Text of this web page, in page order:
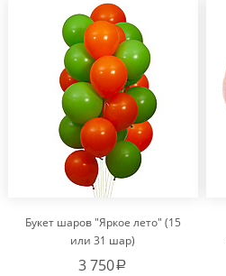
Букет шаров "Яркое лето" (15
или 31 шар)
3 750a